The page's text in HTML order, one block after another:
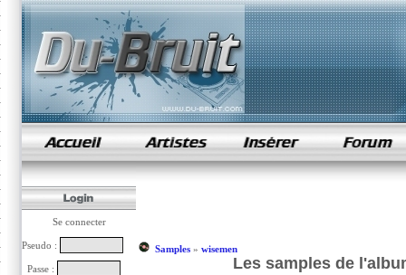
samples de rap
Se connecter
Pseudo :
Passe :
Samples» wisemen
Les samples de